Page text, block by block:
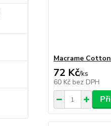
Macrame
72 Kč/ks
60 Kč bez DPH